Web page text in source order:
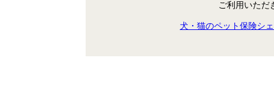
ご利用いただ
犬・猫のペット保険シ